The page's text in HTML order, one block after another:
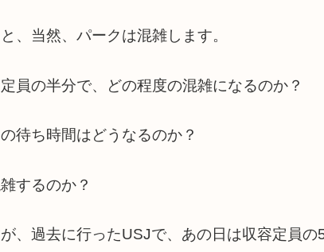
、当然、パークは混雑します。
員の半分で、どの程度の混雑になるのか？
待ち時間はどうなるのか？
するのか？
、過去に行ったUSJで、あの日は収容定員